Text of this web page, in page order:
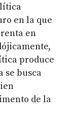
en la que
en
produce
se busca
de la